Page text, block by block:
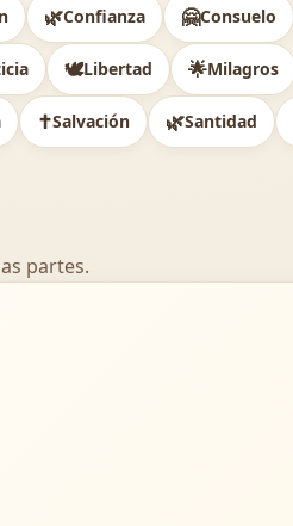
🌿Confianza 🤗Consuelo
🕊Libertad 🌟Milagros
✝️Salvación 🌿Santidad
partes.